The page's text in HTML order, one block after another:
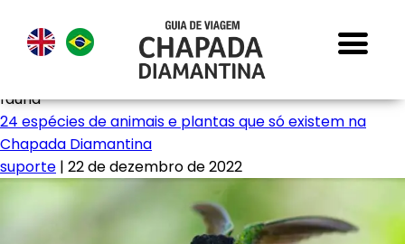
fauna
24 espécies de animais e plantas que só existem na
Chapada Diamantina
suporte | 22 de dezembro de 2022